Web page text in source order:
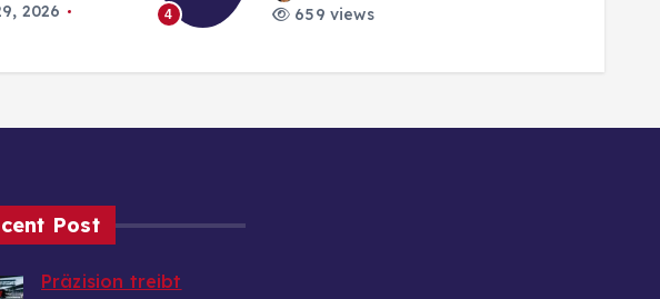
2026
4
659 views
Post
Präzision treibt